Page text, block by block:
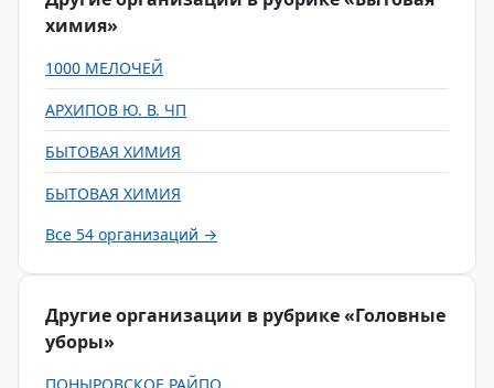
химия»
1000 МЕЛОЧЕЙ
АРХИПОВ Ю. В. ЧП
БЫТОВАЯ ХИМИЯ
БЫТОВАЯ ХИМИЯ
Все 54 организаций →
Другие организации в рубрике «Головные
уборы»